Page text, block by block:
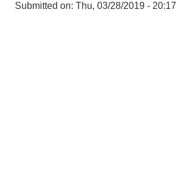
Submitted on: Thu, 03/28/2019 - 20:17